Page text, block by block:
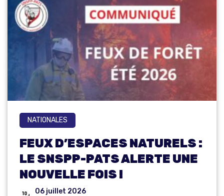
NATIONALES
FEUX D’ESPACES NATURELS :
LE SNSPP-PATS ALERTE UNE
NOUVELLE FOIS !
06 juillet 2026